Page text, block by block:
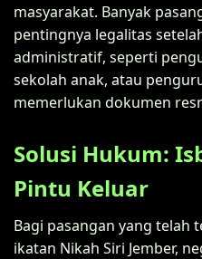
masyarakat. Banyak
pentingnya legalitas
administratif, seperti
sekolah anak, atau
memerlukan dokumen
Solusi Hukum:
Pintu Keluar
Bagi pasangan yang telah
ikatan Nikah Siri Jember,